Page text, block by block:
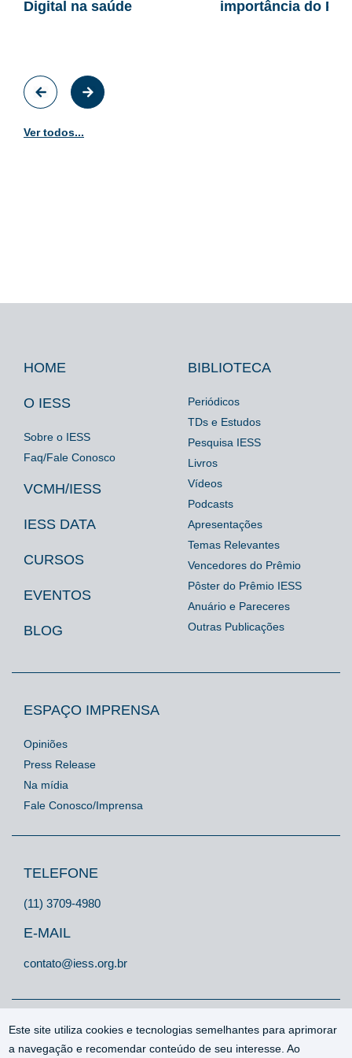
Este site utiliza cookies e tecnologias semelhantes para aprimorar
a navegação e recomendar conteúdo de seu interesse. Ao
Digital na saúde
importância do
Ver todos...
Footer
IESS
HOME
O IESS
Sobre o IESS
Faq/Fale Conosco
VCMH/IESS
IESS DATA
CURSOS
EVENTOS
BLOG
Footer
Biblioteca
BIBLIOTECA
Periódicos
TDs e Estudos
Pesquisa IESS
Livros
Vídeos
Podcasts
Apresentações
Temas Relevantes
Vencedores do Prêmio
Pôster do Prêmio IESS
Anuário e Pareceres
Outras Publicações
Footer
Espaço
Imprensa
ESPAÇO IMPRENSA
Opiniões
Press Release
Na mídia
Fale Conosco/Imprensa
TELEFONE
(11) 3709-4980
E-MAIL
contato@iess.org.br